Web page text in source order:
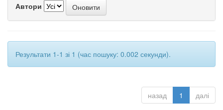
Автори
Результати 1-1 зі 1 (час пошуку: 0.002 секунди).
назад 1 далі